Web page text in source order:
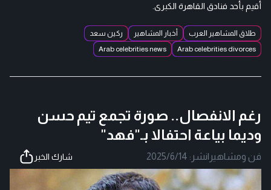
أقيم بأحد فنادق القاهرة الكبرى.
طلاق المشاهير العرب أخبار المشاهير
ركين سعد
Arab celebrities divorces
Arab celebrities news
رغم الانفصال.. صورة تجمع تيم حسن
وديما بياعة احتفالا بـ"فهد"
فن ومشاهير |نشر: 2025/6/14 شارك الخبر